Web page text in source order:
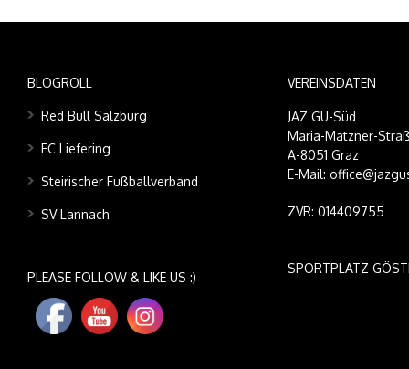
BLOGROLL
Red Bull Salzburg
FC Liefering
Steirischer Fußballverband
SV Lannach
PLEASE FOLLOW & LIKE US :)
VEREINSDATEN
JAZ GU-Süd
Maria-Matzner-
A-8051 Graz
E-Mail:
ZVR: 014409755
SPORTPLATZ